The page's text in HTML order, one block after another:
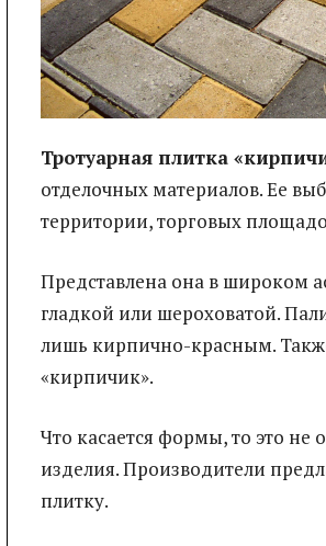
Тротуарная плитка
отделочных материалов. Ее
территории, торговых
Представлена она в широком
гладкой или шероховатой.
лишь кирпично-красным.
«кирпичик».
Что касается формы, то это
изделия. Производители
плитку.